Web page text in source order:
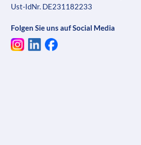
Ust-IdNr. DE231182233
Folgen Sie uns auf Social Media